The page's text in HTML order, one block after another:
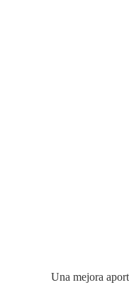
Una mejora